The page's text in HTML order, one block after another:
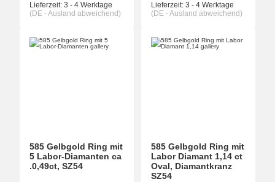
Lieferzeit: 3 - 4 Werktage
(DE - Ausland abweichend)
Lieferzeit: 3 - 4 Werktage
(DE - Ausland abweichend)
585 Gelbgold Ring mit
5 Labor-Diamanten ca
.0,49ct, SZ54
585 Gelbgold Ring mit
Labor Diamant 1,14 ct
Oval, Diamantkranz
SZ54